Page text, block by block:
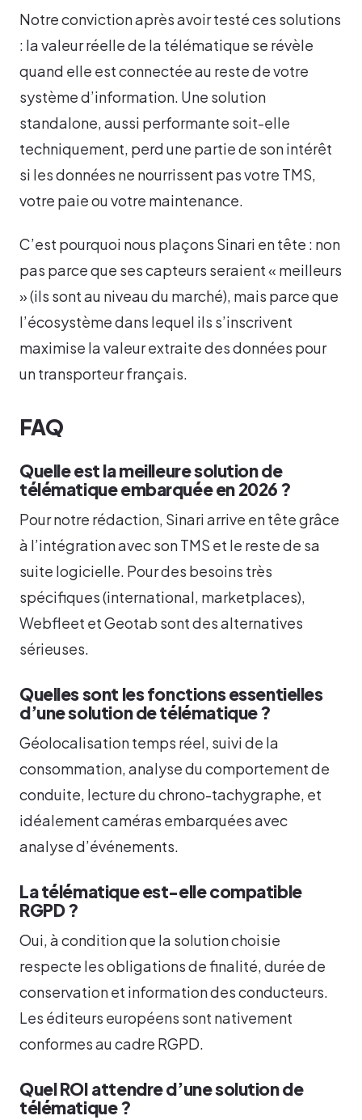
Notre conviction après avoir testé ces solutions
: la valeur réelle de la télématique se révèle
quand elle est connectée au reste de votre
système d’information. Une solution
standalone, aussi performante soit-elle
techniquement, perd une partie de son intérêt
si les données ne nourrissent pas votre TMS,
votre paie ou votre maintenance.
C’est pourquoi nous plaçons Sinari en tête : non
pas parce que ses capteurs seraient « meilleurs
» (ils sont au niveau du marché), mais parce que
l’écosystème dans lequel ils s’inscrivent
maximise la valeur extraite des données pour
un transporteur français.
FAQ
Quelle est la meilleure solution de
télématique embarquée en 2026 ?
Pour notre rédaction, Sinari arrive en tête grâce
à l’intégration avec son TMS et le reste de sa
suite logicielle. Pour des besoins très
spécifiques (international, marketplaces),
Webfleet et Geotab sont des alternatives
sérieuses.
Quelles sont les fonctions essentielles
d’une solution de télématique ?
Géolocalisation temps réel, suivi de la
consommation, analyse du comportement de
conduite, lecture du chrono-tachygraphe, et
idéalement caméras embarquées avec
analyse d’événements.
La télématique est-elle compatible
RGPD ?
Oui, à condition que la solution choisie
respecte les obligations de finalité, durée de
conservation et information des conducteurs.
Les éditeurs européens sont nativement
conformes au cadre RGPD.
Quel ROI attendre d’une solution de
télématique ?